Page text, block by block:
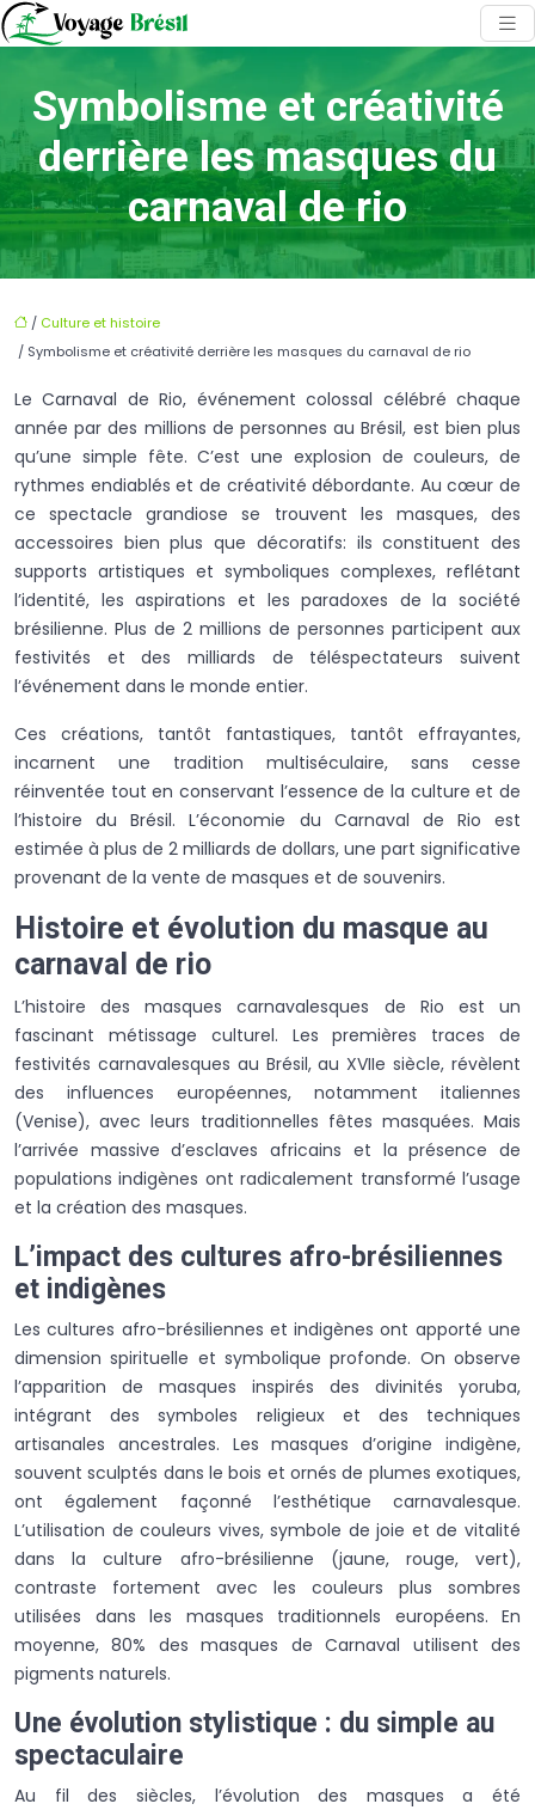
Symbolisme et créativité
derrière les masques du
carnaval de rio
/ Culture et histoire
/ Symbolisme et créativité derrière les masques du carnaval de rio
Le Carnaval de Rio, événement colossal célébré chaque
année par des millions de personnes au Brésil, est bien plus
qu’une simple fête. C’est une explosion de couleurs, de
rythmes endiablés et de créativité débordante. Au cœur de
ce spectacle grandiose se trouvent les masques, des
accessoires bien plus que décoratifs: ils constituent des
supports artistiques et symboliques complexes, reflétant
l’identité, les aspirations et les paradoxes de la société
brésilienne. Plus de 2 millions de personnes participent aux
festivités et des milliards de téléspectateurs suivent
l’événement dans le monde entier.
Ces créations, tantôt fantastiques, tantôt effrayantes,
incarnent une tradition multiséculaire, sans cesse
réinventée tout en conservant l’essence de la culture et de
l’histoire du Brésil. L’économie du Carnaval de Rio est
estimée à plus de 2 milliards de dollars, une part significative
provenant de la vente de masques et de souvenirs.
Histoire et évolution du masque au
carnaval de rio
L’histoire des masques carnavalesques de Rio est un
fascinant métissage culturel. Les premières traces de
festivités carnavalesques au Brésil, au XVIIe siècle, révèlent
des influences européennes, notamment italiennes
(Venise), avec leurs traditionnelles fêtes masquées. Mais
l’arrivée massive d’esclaves africains et la présence de
populations indigènes ont radicalement transformé l’usage
et la création des masques.
L’impact des cultures afro-brésiliennes
et indigènes
Les cultures afro-brésiliennes et indigènes ont apporté une
dimension spirituelle et symbolique profonde. On observe
l’apparition de masques inspirés des divinités yoruba,
intégrant des symboles religieux et des techniques
artisanales ancestrales. Les masques d’origine indigène,
souvent sculptés dans le bois et ornés de plumes exotiques,
ont également façonné l’esthétique carnavalesque.
L’utilisation de couleurs vives, symbole de joie et de vitalité
dans la culture afro-brésilienne (jaune, rouge, vert),
contraste fortement avec les couleurs plus sombres
utilisées dans les masques traditionnels européens. En
moyenne, 80% des masques de Carnaval utilisent des
pigments naturels.
Une évolution stylistique : du simple au
spectaculaire
Au fil des siècles, l’évolution des masques a été